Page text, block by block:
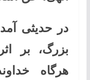
در حدیثی
بزرگ، بر
هرگاه